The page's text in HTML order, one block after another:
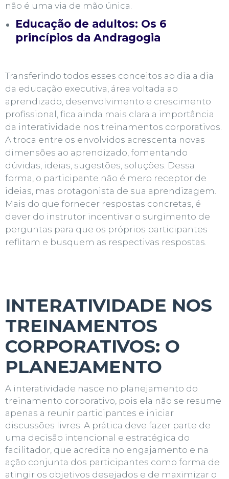
não é uma via de mão única.
Educação de adultos: Os 6
princípios da Andragogia
Transferindo todos esses conceitos ao dia a dia
da educação executiva, área voltada ao
aprendizado, desenvolvimento e crescimento
profissional, fica ainda mais clara a importância
da interatividade nos treinamentos corporativos.
A troca entre os envolvidos acrescenta novas
dimensões ao aprendizado, fomentando
dúvidas, ideias, sugestões, soluções. Dessa
forma, o participante não é mero receptor de
ideias, mas protagonista de sua aprendizagem.
Mais do que fornecer respostas concretas, é
dever do instrutor incentivar o surgimento de
perguntas para que os próprios participantes
reflitam e busquem as respectivas respostas.
INTERATIVIDADE NOS
TREINAMENTOS
CORPORATIVOS: O
PLANEJAMENTO
A interatividade nasce no planejamento do
treinamento corporativo, pois ela não se resume
apenas a reunir participantes e iniciar
discussões livres. A prática deve fazer parte de
uma decisão intencional e estratégica do
facilitador, que acredita no engajamento e na
ação conjunta dos participantes como forma de
atingir os objetivos desejados e de maximizar o